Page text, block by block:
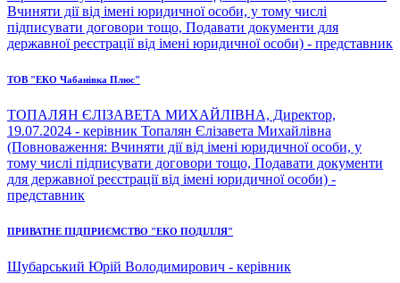
Вчиняти дії від імені юридичної особи, у тому числі
підписувати договори тощо, Подавати документи для
державної реєстрації від імені юридичної особи) - представник
ТОВ "ЕКО Чабанівка Плюс"
ТОПАЛЯН ЄЛІЗАВЕТА МИХАЙЛІВНА, Директор,
19.07.2024 - керівник Топалян Єлізавета Михайлівна
(Повноваження: Вчиняти дії від імені юридичної особи, у
тому числі підписувати договори тощо, Подавати документи
для державної реєстрації від імені юридичної особи) -
представник
ПРИВАТНЕ ПІДПРИЄМСТВО "ЕКО ПОДІЛЛЯ"
Шубарський Юрій Володимирович - керівник